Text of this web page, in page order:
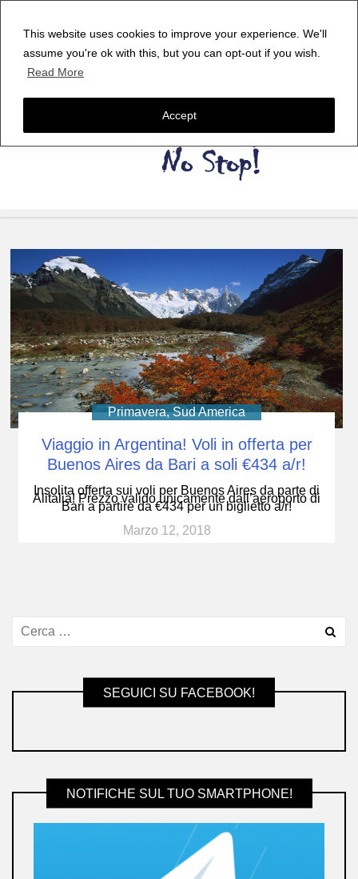
This website uses cookies to improve your experience. We'll
assume you're ok with this, but you can opt-out if you wish.
Read More
Accept
Primavera,Sud America
Viaggio in Argentina! Voli in offerta per
Buenos Aires da Bari a soli €434 a/r!
Insolita offerta sui voli per Buenos Aires da parte di
Alitalia! Prezzo valido unicamente dall’aeroporto di
Bari a partire da €434 per un biglietto a/r!
Marzo 12, 2018
SEGUICI SU FACEBOOK!
NOTIFICHE SUL TUO SMARTPHONE!